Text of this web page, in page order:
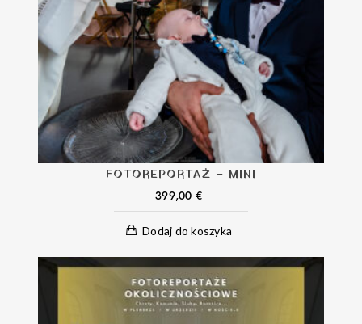
FOTOREPORTAŻ – MINI
399,00 €
Dodaj do koszyka